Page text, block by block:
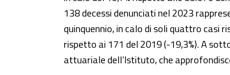
138 decessi denunciati nel 2023
quinquennio, in calo di soli quattro casi
rispetto ai 171 del 2019 (-19,3%). A
attuariale dell’Istituto, che